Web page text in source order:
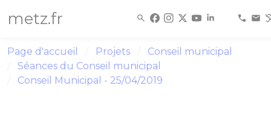
metz.fr
Page d'accueil Projets
Conseil municipal
Séances du Conseil municipal
Conseil Municipal - 25/04/2019